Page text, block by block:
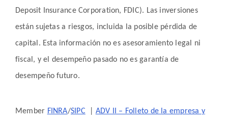
Deposit Insurance Corporation, FDIC). Las inversiones
están sujetas a riesgos, incluida la posible pérdida de
capital. Esta información no es asesoramiento legal ni
fiscal, y el desempeño pasado no es garantía de
desempeño futuro.
Member FINRA/SIPC
ADV II – Folleto de la empresa y